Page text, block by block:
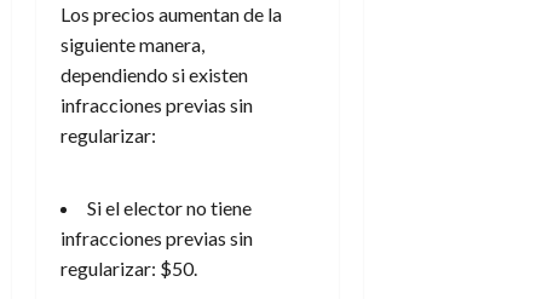
Los precios aumentan de la
siguiente manera,
dependiendo si existen
infracciones previas sin
regularizar:
Si el elector no tiene
infracciones previas sin
regularizar: $50.